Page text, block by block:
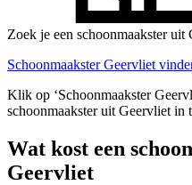
Zoek je een schoonmaakster uit
Schoonmaakster Geervliet
Klik op ‘Schoonmaakster
schoonmaakster uit Geervliet in
Wat kost een
Geervliet